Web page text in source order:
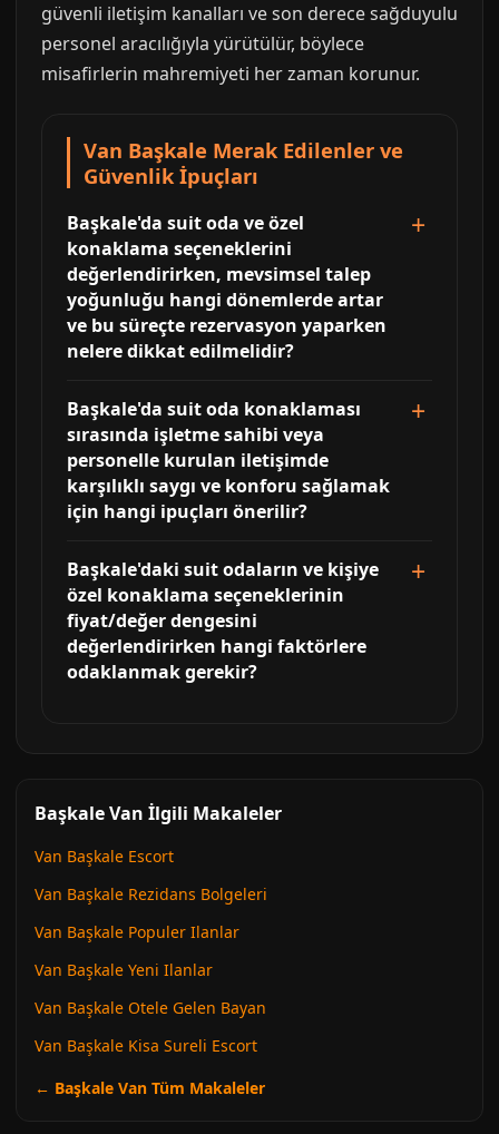
güvenli iletişim kanalları ve son derece sağduyulu
personel aracılığıyla yürütülür, böylece
misafirlerin mahremiyeti her zaman korunur.
Van Başkale Merak Edilenler ve
Güvenlik İpuçları
Başkale'da suit oda ve özel
konaklama seçeneklerini
değerlendirirken, mevsimsel talep
yoğunluğu hangi dönemlerde artar
ve bu süreçte rezervasyon yaparken
nelere dikkat edilmelidir?
Başkale'da suit oda konaklaması
sırasında işletme sahibi veya
personelle kurulan iletişimde
karşılıklı saygı ve konforu sağlamak
için hangi ipuçları önerilir?
Başkale'daki suit odaların ve kişiye
özel konaklama seçeneklerinin
fiyat/değer dengesini
değerlendirirken hangi faktörlere
odaklanmak gerekir?
Başkale Van İlgili Makaleler
Van Başkale Escort
Van Başkale Rezidans Bolgeleri
Van Başkale Populer Ilanlar
Van Başkale Yeni Ilanlar
Van Başkale Otele Gelen Bayan
Van Başkale Kisa Sureli Escort
← Başkale Van Tüm Makaleler